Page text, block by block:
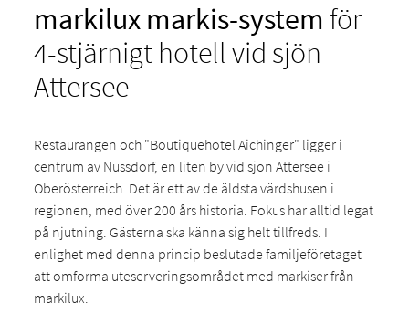
markilux markis-system för
4-stjärnigt hotell vid sjön
Attersee
Restaurangen och "Boutiquehotel Aichinger" ligger i
centrum av Nussdorf, en liten by vid sjön Attersee i
Oberösterreich. Det är ett av de äldsta värdshusen i
regionen, med över 200 års historia. Fokus har alltid legat
på njutning. Gästerna ska känna sig helt tillfreds. I
enlighet med denna princip beslutade familjeföretaget
att omforma uteserveringsområdet med markiser från
markilux.